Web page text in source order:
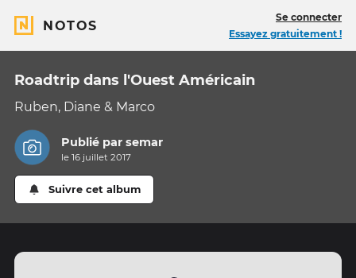
NOTOS
Se connecter
Essayez gratuitement !
Roadtrip dans l'Ouest Américain
Ruben, Diane & Marco
Publié parsemar
le 16 juillet 2017
Suivre cet album